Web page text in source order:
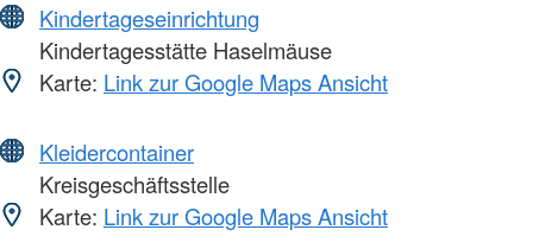
Kindertageseinrichtung
Kindertagesstätte Haselmäuse
Karte: Link zur Google Maps Ansicht
Kleidercontainer
Kreisgeschäftsstelle
Karte: Link zur Google Maps Ansicht